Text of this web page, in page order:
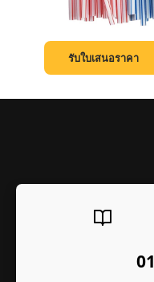
รับใบเสนอราคา
01